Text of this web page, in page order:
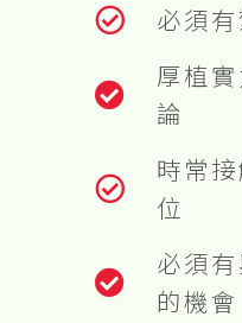
必須
厚植
論
時常
位
必須
的機會